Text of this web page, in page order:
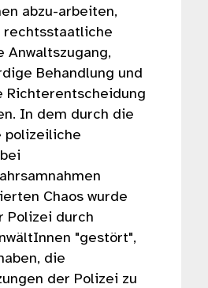
abzu-arbeiten,
rechtsstaatliche
Anwaltszugang,
Behandlung und
Richterentscheidung
In dem durch die
polizeiliche
Chaos wurde
Polizei durch
"gestört",
die
der Polizei zu